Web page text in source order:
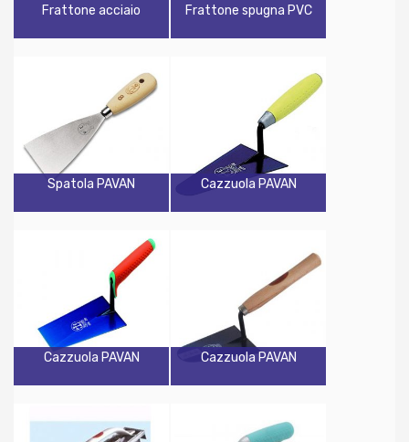
Frattone acciaio Frattone spugna PVC
Spatola PAVAN Cazzuola PAVAN
Cazzuola PAVAN Cazzuola PAVAN